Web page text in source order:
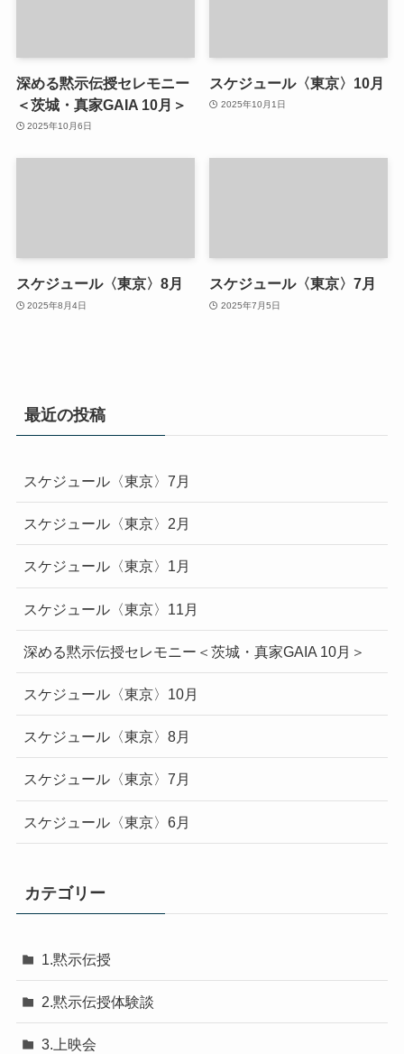
深める黙示伝授セレモニー
＜茨城・真家GAIA 10月＞
2025年10月6日
スケジュール〈東京〉10月
2025年10月1日
スケジュール〈東京〉8月
2025年8月4日
スケジュール〈東京〉7月
2025年7月5日
最近の投稿
スケジュール〈東京〉7月
スケジュール〈東京〉2月
スケジュール〈東京〉1月
スケジュール〈東京〉11月
深める黙示伝授セレモニー＜茨城・真家GAIA 10月＞
スケジュール〈東京〉10月
スケジュール〈東京〉8月
スケジュール〈東京〉7月
スケジュール〈東京〉6月
カテゴリー
1.黙示伝授
2.黙示伝授体験談
3.上映会